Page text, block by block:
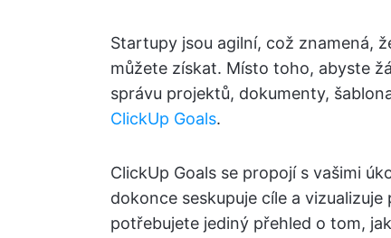
Startupy jsou agilní, což znamená,
můžete získat. Místo toho, abyste
správu projektů, dokumenty,
ClickUp Goals.
ClickUp Goals se propojí s vašimi
dokonce seskupuje cíle a
potřebujete jediný přehled o tom,